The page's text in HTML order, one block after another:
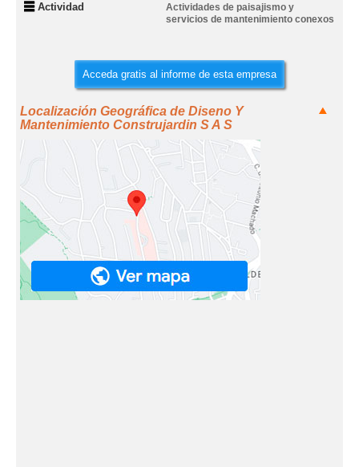
Actividad
Actividades de paisajismo y
servicios de mantenimiento conexos
Acceda gratis al informe de esta empresa
Localización Geográfica de Diseno Y
Mantenimiento Construjardin S A S